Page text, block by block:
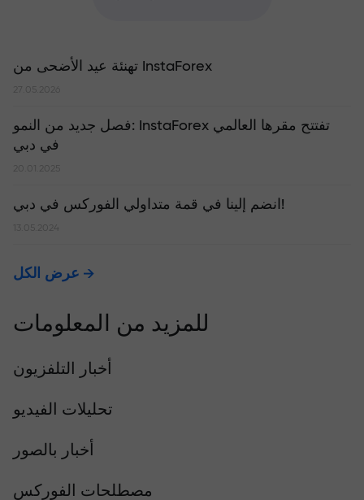
تهنئة عيد الأضحى من InstaForex
27.05.2026
​فصل جديد من النمو: InstaForex تفتتح مقرها العالمي
في دبي
20.01.2025
انضم إلينا في قمة متداولي الفوركس في دبي!
13.05.2024
عرض الكل
للمزيد من المعلومات
أخبار التلفزيون
تحليلات الفيديو
أخبار بالصور
مصطلحات الفوركس